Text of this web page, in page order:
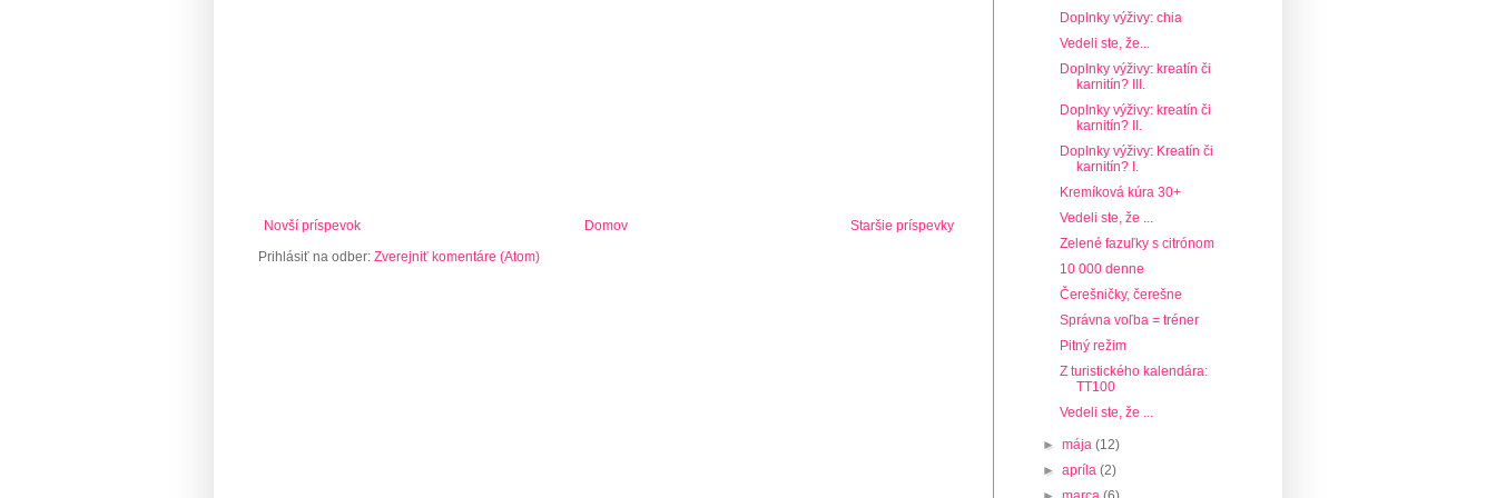
Novší príspevok Staršie príspevky
Domov
Prihlásiť na odber: Zverejniť komentáre (Atom)
Doplnky výživy: chia
Vedeli ste, že...
Doplnky výživy: kreatín či
karnitín? III.
Doplnky výživy: kreatín či
karnitín? II.
Doplnky výživy: Kreatín či
karnitín? I.
Kremíková kúra 30+
Vedeli ste, že ...
Zelené fazuľky s citrónom
10 000 denne
Čerešničky, čerešne
Správna voľba = tréner
Pitný režim
Z turistického kalendára:
TT100
Vedeli ste, že ...
►mája(12)
►apríla(2)